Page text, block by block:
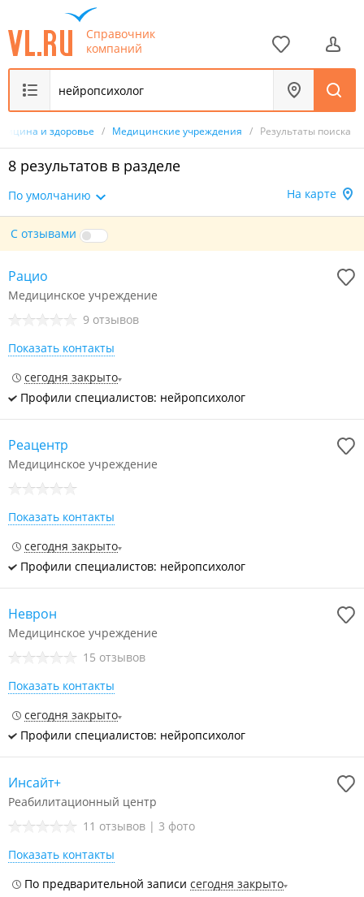
Справочник
компаний
и здоровье / Медицинские учреждения / Результаты поиска
8 результатов в разделе
По умолчанию На карте
С отзывами
Рацио
Медицинское учреждение
9 отзывов
Показать контакты
сегодня закрыто
Профили специалистов: нейропсихолог
Реацентр
Медицинское учреждение
Показать контакты
сегодня закрыто
Профили специалистов: нейропсихолог
Неврон
Медицинское учреждение
15 отзывов
Показать контакты
сегодня закрыто
Профили специалистов: нейропсихолог
Инсайт+
Реабилитационный центр
11 отзывов | 3 фото
Показать контакты
По предварительной записи сегодня закрыто